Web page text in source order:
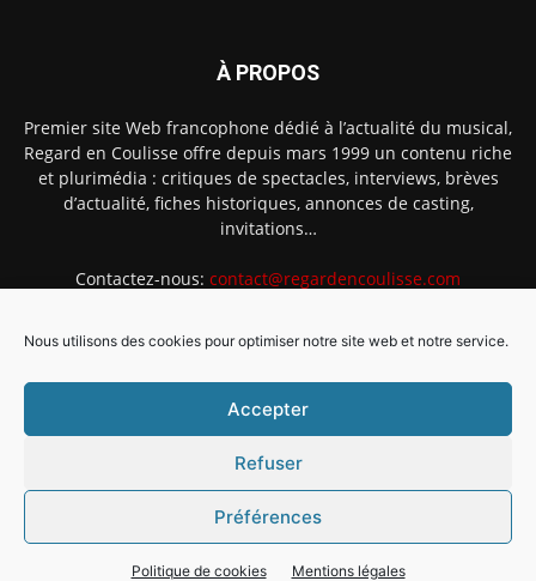
Nous utilisons des cookies pour optimiser notre site web et notre service.
Accepter
Refuser
Préférences
Politique de cookies Mentions légales
À PROPOS
Premier site Web francophone dédié à l’actualité du musical,
Regard en Coulisse offre depuis mars 1999 un contenu riche
et plurimédia : critiques de spectacles, interviews, brèves
d’actualité, fiches historiques, annonces de casting,
invitations…
Contactez-nous: contact@regardencoulisse.com
Intégration Ghislain Fayard
Mentions légales